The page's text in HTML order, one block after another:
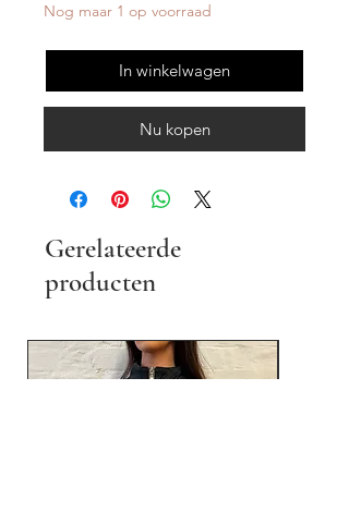
Nog maar 1 op voorraad
In winkelwagen
Nu kopen
Gerelateerde
producten